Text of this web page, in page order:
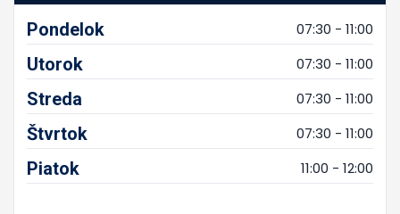
Pondelok 07:30 - 11:00
Utorok 07:30 - 11:00
Streda 07:30 - 11:00
Štvrtok 07:30 - 11:00
Piatok 11:00 - 12:00